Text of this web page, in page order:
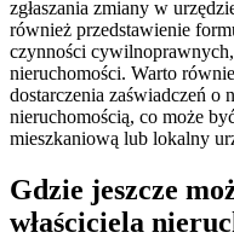
zgłaszania zmiany w
również przedstawienie
czynności
nieruchomości. Warto
dostarczenia zaświadczeń o
nieruchomością, co może
mieszkaniową lub lokalny
Gdzie jeszcze
właściciela